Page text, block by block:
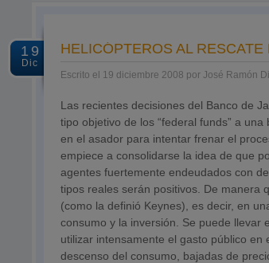
19
Dic
HELICÓPTEROS AL
Escrito el 19 diciembre 2008 por José Ramón
Las recientes decisiones del Banco de
tipo objetivo de los “federal funds” a
en el asador para intentar frenar el
empiece a consolidarse la idea de que
agentes fuertemente endeudados con
tipos reales serán positivos. De manera
(como la definió Keynes), es decir, en
consumo y la inversión. Se puede llevar
utilizar intensamente el gasto público
descenso del consumo, bajadas de